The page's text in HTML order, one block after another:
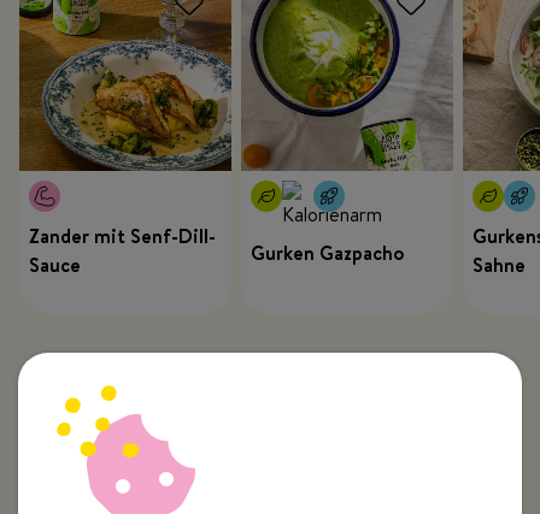
Zander mit Senf-Dill-
Sauce
Gurken Gazpacho
Sahne